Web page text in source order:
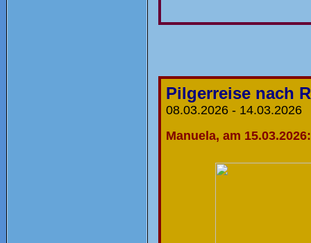
Pilgerreise nach
08.03.2026 - 14.03.2026
Manuela, am 15.03.2026: